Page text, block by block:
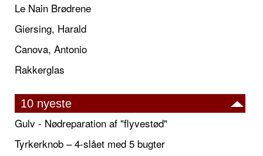
Le Nain Brødrene
Giersing, Harald
Canova, Antonio
Rakkerglas
10 nyeste
Gulv - Nødreparation af "flyvestød"
Tyrkerknob – 4-slået med 5 bugter